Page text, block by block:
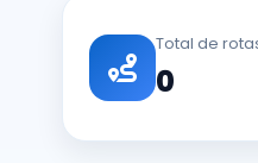
Total de
0